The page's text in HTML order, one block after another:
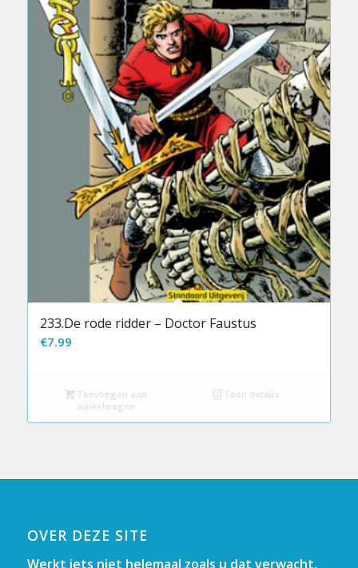
233.De rode ridder – Doctor Faustus
€7.99
Toevoegen aan
winkelwagen
Toon details
OVER DEZE SITE
Werkt iets niet helemaal zoals u dat verwacht,